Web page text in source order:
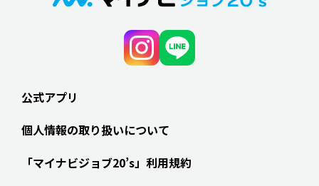
公式アプリ
個人情報の取り扱いについて
「マイナビジョブ20’s」利用規約